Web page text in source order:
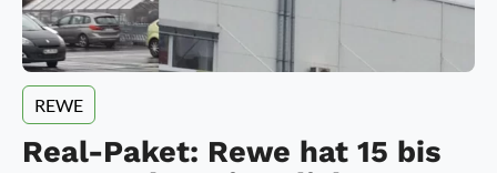
REWE
Real-Paket: Rewe hat 15 bis